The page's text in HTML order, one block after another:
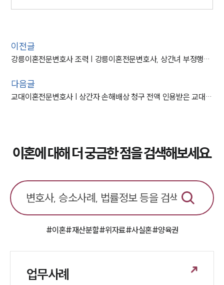
이전글
강릉이혼전문변호사 조력 | 강릉이혼전문변호사, 상간녀 부정행위 입증하며 상간 소송 승소
다음글
교대이혼전문변호사 | 상간자 손해배상 청구 전액 인용받은 교대이혼전문변호사
이혼에 대해 더 궁금한 점을 검색해보세요.
#이혼#재산분할#위자료#사실혼#양육권
업무사례